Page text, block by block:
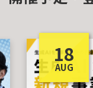
18
AUG